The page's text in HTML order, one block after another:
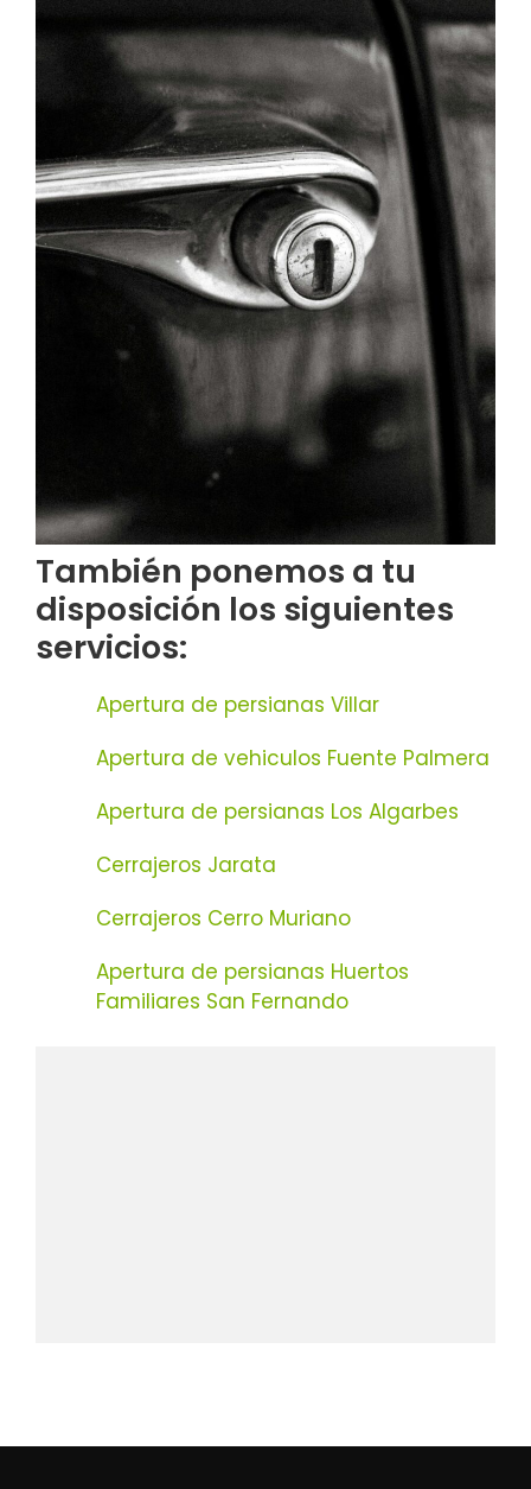
También ponemos a tu
disposición los siguientes
servicios:
Apertura de persianas Villar
Apertura de vehiculos Fuente Palmera
Apertura de persianas Los Algarbes
Cerrajeros Jarata
Cerrajeros Cerro Muriano
Apertura de persianas Huertos
Familiares San Fernando